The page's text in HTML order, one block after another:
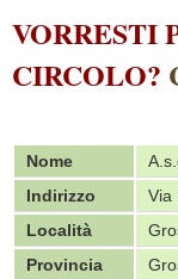
VORRESTI
CIRCOLO?
Nome
Indirizzo
Via
Località
Provincia